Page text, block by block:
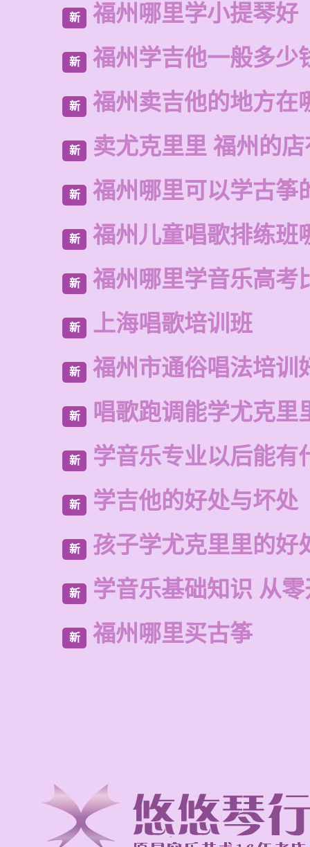
新 福州哪里学小提琴好
新 福州学吉他一般多少
新 福州卖吉他的地方在
新 卖尤克里里 福州的
新 福州哪里可以学古筝
新 福州儿童唱歌排练班
新 福州哪里学音乐高考
新 上海唱歌培训班
新 福州市通俗唱法培训
新 唱歌跑调能学尤克里
新 学音乐专业以后能有
新 学吉他的好处与坏处
新 孩子学尤克里里的好
新 学音乐基础知识 从
新 福州哪里买古筝